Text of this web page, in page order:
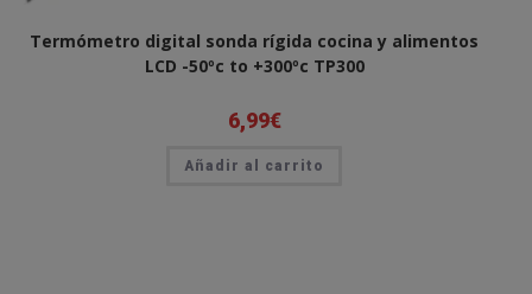
Termómetro digital sonda rígida cocina y alimentos
LCD -50ºc to +300ºc TP300
6,99€
Añadir al carrito